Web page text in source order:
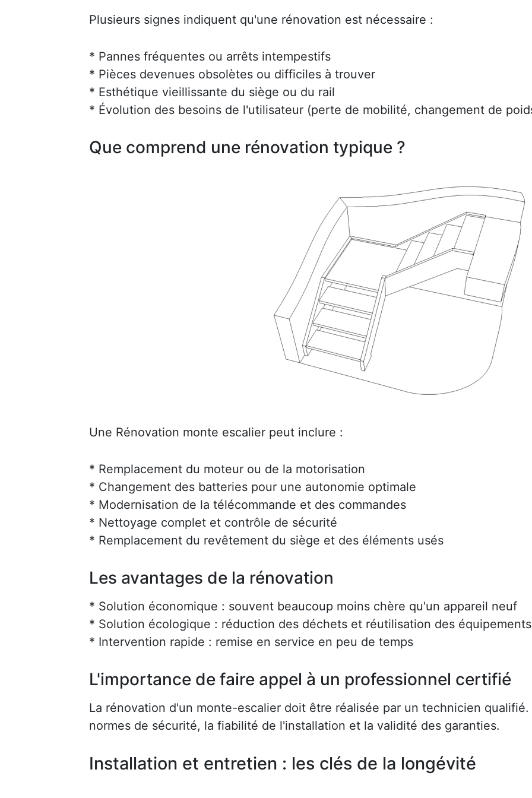
Plusieurs signes indiquent qu'une rénovation est nécessaire :
* Pannes fréquentes ou arrêts intempestifs
* Pièces devenues obsolètes ou difficiles à trouver
* Esthétique vieillissante du siège ou du rail
* Évolution des besoins de l'utilisateur (perte de mobilité, changement de
Que comprend une rénovation typique ?
Une Rénovation monte escalier peut inclure :
* Remplacement du moteur ou de la motorisation
* Changement des batteries pour une autonomie optimale
* Modernisation de la télécommande et des commandes
* Nettoyage complet et contrôle de sécurité
* Remplacement du revêtement du siège et des éléments usés
Les avantages de la rénovation
* Solution économique : souvent beaucoup moins chère qu'un appareil neuf
* Solution écologique : réduction des déchets et réutilisation des équipements
* Intervention rapide : remise en service en peu de temps
L'importance de faire appel à un professionnel certifié
La rénovation d'un monte-escalier doit être réalisée par un technicien
normes de sécurité, la fiabilité de l'installation et la validité des garanties.
Installation et entretien : les clés de la longévité